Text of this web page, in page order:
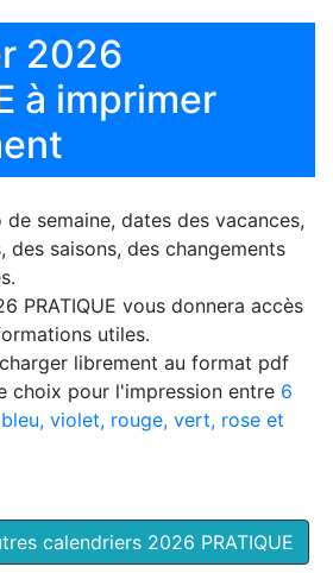
2026
à imprimer
semaine, dates des vacances,
des saisons, des changements
PRATIQUE vous donnera accès
utiles.
librement au format pdf
choix pour l'impression entre 6
violet, rouge, vert, rose et
calendriers 2026 PRATIQUE